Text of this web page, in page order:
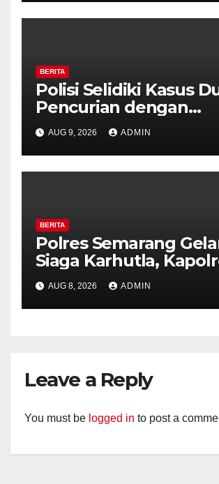
BERITA
Polisi Selidiki Kasus
Pencurian dengan
Kekerasan di Counter
Royal Phone
AUG 9, 2026 ADMIN
BERITA
Polres Semarang
Siaga Karhutla,
Tekankan Sinergi dan
Kesiapsiagaan Hadapi
Kemarau.
AUG 8, 2026 ADMIN
Leave a Reply
You must be logged in to post a